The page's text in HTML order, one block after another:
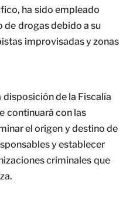
ha sido empleado
de drogas debido a su
improvisadas y zonas
de la Fiscalía
continuará con las
el origen y destino de
y establecer
criminales que